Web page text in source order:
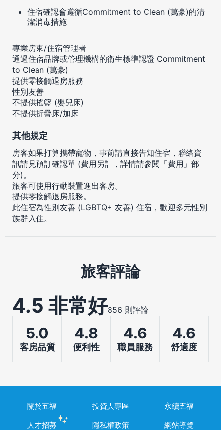
住宿確認會遵循Commitment to Clean (萬豪)的清
潔消毒措施
專業房東/住宿管理者
通過住宿品牌或管理機構的衛生標準認證 Commitment
to Clean (萬豪)
提供零接觸退房服務
性別友善
不提供搖籃 (嬰兒床)
不提供折疊床/加床
其他規定
房客如果打算攜帶寵物，事前請直接告知住宿，聯絡資
訊請見預訂確認單 (費用另計，詳情請參閱「費用」部
分)。
旅客可使用行動裝置進出客房。
提供零接觸退房服務。
此住宿為性別友善 (LGBTQ+ 友善) 住宿，歡迎多元性別
族群入住。
旅客評論
4.5 非常好856 則評論
5.0
客房品質
4.8
便利性
4.6
職員服務
4.6
舒適度
關於五福 投資人專區
永續五福
人才招募
隱私權政策 網站導覽